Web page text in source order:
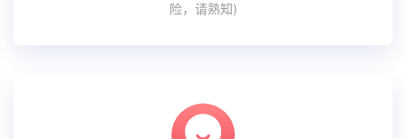
险，请熟知)